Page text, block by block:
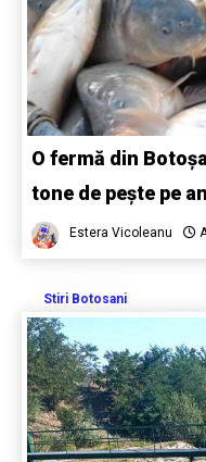
O fermă din
tone de pește pe an
Estera Vicoleanu
Stiri Botosani